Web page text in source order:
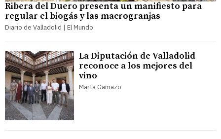
Ribera del Duero presenta un manifiesto para
regular el biogás y las macrogranjas
Diario de Valladolid | El Mundo
La Diputación de Valladolid
reconoce a los mejores del
vino
Marta Gamazo